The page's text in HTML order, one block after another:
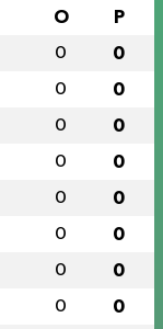
O P
0 0
0 0
0 0
0 0
0 0
0 0
0 0
0 0